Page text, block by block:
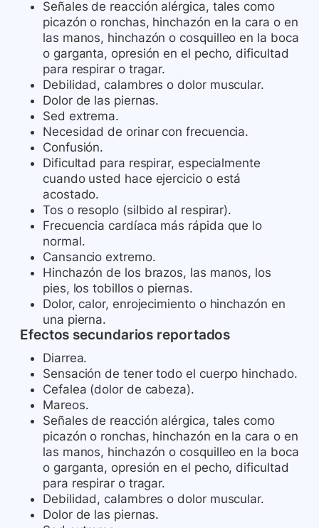
Señales de reacción alérgica, tales como
picazón o ronchas, hinchazón en la cara o en
las manos, hinchazón o cosquilleo en la boca
o garganta, opresión en el pecho, dificultad
para respirar o tragar.
Debilidad, calambres o dolor muscular.
Dolor de las piernas.
Sed extrema.
Necesidad de orinar con frecuencia.
Confusión.
Dificultad para respirar, especialmente
cuando usted hace ejercicio o está
acostado.
Tos o resoplo (silbido al respirar).
Frecuencia cardíaca más rápida que lo
normal.
Cansancio extremo.
Hinchazón de los brazos, las manos, los
pies, los tobillos o piernas.
Dolor, calor, enrojecimiento o hinchazón en
una pierna.
Efectos secundarios reportados
Diarrea.
Sensación de tener todo el cuerpo hinchado.
Cefalea (dolor de cabeza).
Mareos.
Señales de reacción alérgica, tales como
picazón o ronchas, hinchazón en la cara o en
las manos, hinchazón o cosquilleo en la boca
o garganta, opresión en el pecho, dificultad
para respirar o tragar.
Debilidad, calambres o dolor muscular.
Dolor de las piernas.